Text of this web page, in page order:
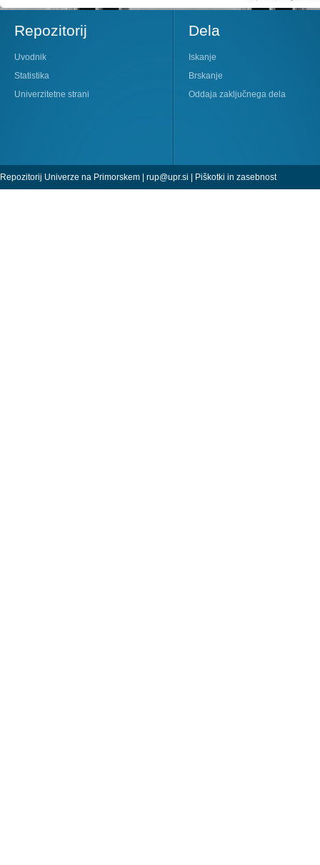
Repozitorij
Uvodnik
Statistika
Univerzitetne strani
Dela
Iskanje
Brskanje
Oddaja zaključnega dela
Repozitorij Univerze na Primorskem | rup@upr.si | Piškotki in zasebnost